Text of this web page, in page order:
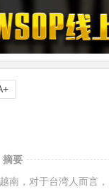
摘要
越南，对于台湾人而言